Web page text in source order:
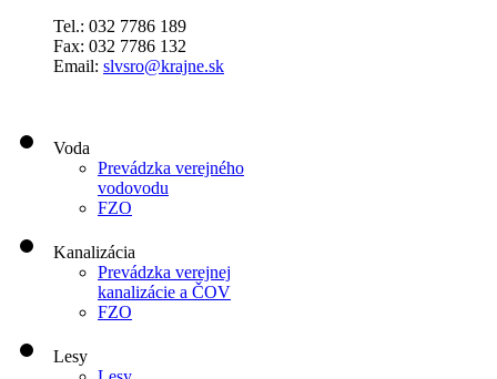
Tel.: 032 7786 189
Fax: 032 7786 132
Email: slvsro@krajne.sk
Voda
Prevádzka verejného
vodovodu
FZO
Kanalizácia
Prevádzka verejnej
kanalizácie a ČOV
FZO
Lesy